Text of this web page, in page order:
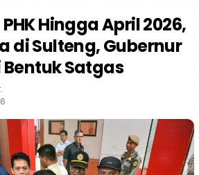
Hingga April 2026,
di Sulteng, Gubernur
Satgas